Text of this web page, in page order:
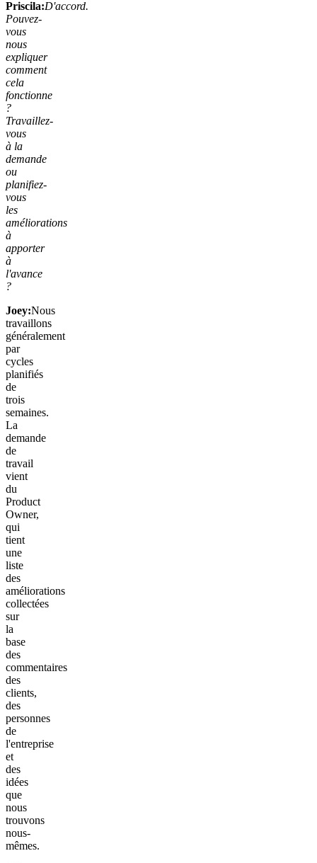
Priscila:D'accord.
Pouvez-
vous
nous
expliquer
comment
cela
fonctionne
?
Travaillez-
vous
à la
demande
ou
planifiez-
vous
les
améliorations
à
apporter
à
l'avance
?
Joey:Nous
travaillons
généralement
par
cycles
planifiés
de
trois
semaines.
La
demande
de
travail
vient
du
Product
Owner,
qui
tient
une
liste
des
améliorations
collectées
sur
la
base
des
commentaires
des
clients,
des
personnes
de
l'entreprise
et
des
idées
que
nous
trouvons
nous-
mêmes.